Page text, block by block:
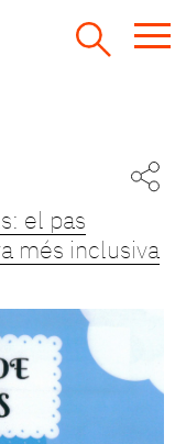
el pas
més inclusiva